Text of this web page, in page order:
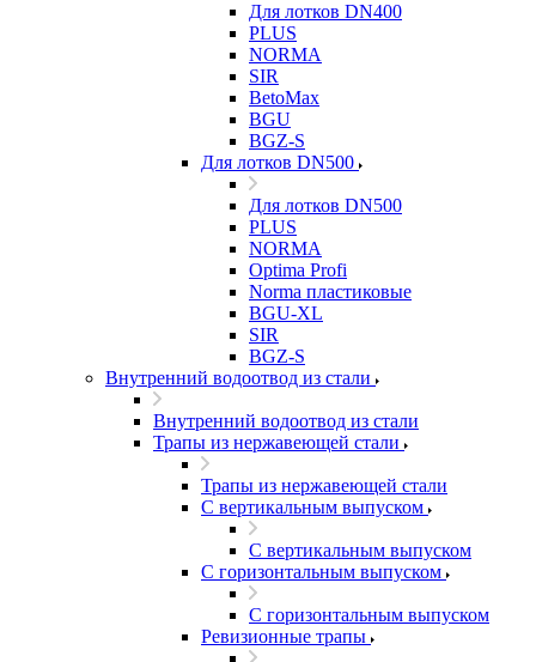
Для лотков DN400
PLUS
NORMA
SIR
BetoMax
BGU
BGZ-S
Для лотков DN500
Для лотков DN500
PLUS
NORMA
Optima Profi
Norma пластиковые
BGU-XL
SIR
BGZ-S
Внутренний водоотвод из стали
Внутренний водоотвод из стали
Трапы из нержавеющей стали
Трапы из нержавеющей стали
С вертикальным выпуском
С вертикальным выпуском
С горизонтальным выпуском
С горизонтальным выпуском
Ревизионные трапы